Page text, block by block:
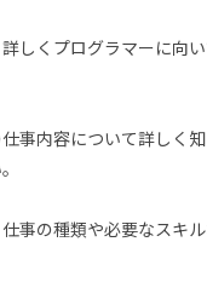
しくプログラマーに向
事内容について詳しく
事の種類や必要なスキ